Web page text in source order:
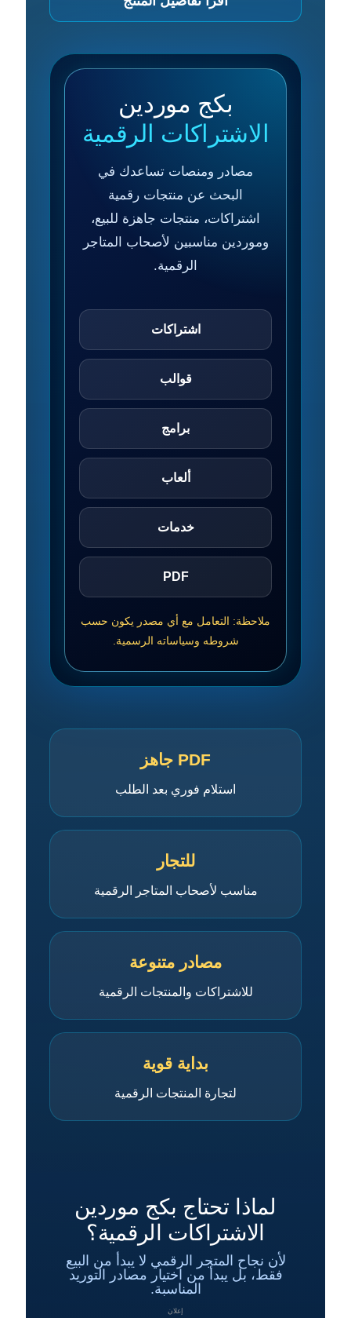
بكج موردين
الاشتراكات الرقمية
مصادر ومنصات تساعدك في
البحث عن منتجات رقمية
اشتراكات، منتجات جاهزة للبيع،
وموردين مناسبين لأصحاب المتاجر
الرقمية.
اشتراكات
قوالب
برامج
ألعاب
خدمات
PDF
ملاحظة: التعامل مع أي مصدر يكون حسب
شروطه وسياساته الرسمية.
PDF جاهز
استلام فوري بعد الطلب
للتجار
مناسب لأصحاب المتاجر الرقمية
مصادر متنوعة
للاشتراكات والمنتجات الرقمية
بداية قوية
لتجارة المنتجات الرقمية
لماذا تحتاج بكج موردين
الاشتراكات الرقمية؟
لأن نجاح المتجر الرقمي لا يبدأ من البيع
فقط، بل يبدأ من اختيار مصادر التوريد
المناسبة.
إعلان